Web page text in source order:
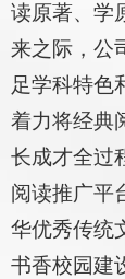
读原著、学
来之际，公
足学科特色
着力将经典
长成才全过
阅读推广平
华优秀传统
书香校园建